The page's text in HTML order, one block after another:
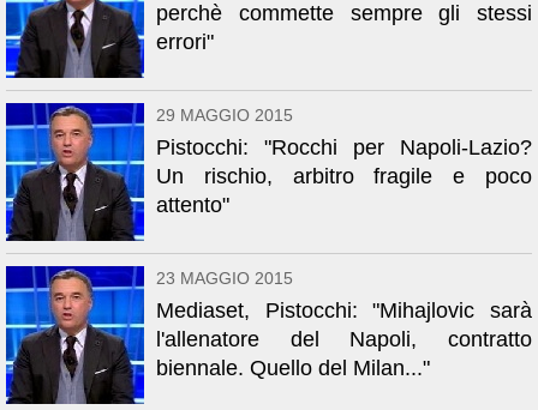
perchè commette sempre gli stessi
errori"
29 MAGGIO 2015
Pistocchi: "Rocchi per Napoli-Lazio?
Un rischio, arbitro fragile e poco
attento"
23 MAGGIO 2015
Mediaset, Pistocchi: "Mihajlovic sarà
l'allenatore del Napoli, contratto
biennale. Quello del Milan..."